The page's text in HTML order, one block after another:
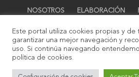
NOSOTROS ELABORACIÓN
0,00 €
© 2021 - Campos de Luna. Todos
Este portal utiliza cookies propias y de
garantizar una mejor navegación y
uso. Si continúa navegando
política de cookies.